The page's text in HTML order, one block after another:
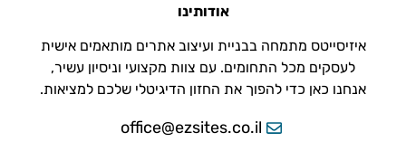
אודותינו
איזיסייטס מתמחה בבניית ועיצוב אתרים מותאמים אישית
לעסקים מכל התחומים. עם צוות מקצועי וניסיון עשיר,
אנחנו כאן כדי להפוך את החזון הדיגיטלי שלכם למציאות.
office@ezsites.co.il